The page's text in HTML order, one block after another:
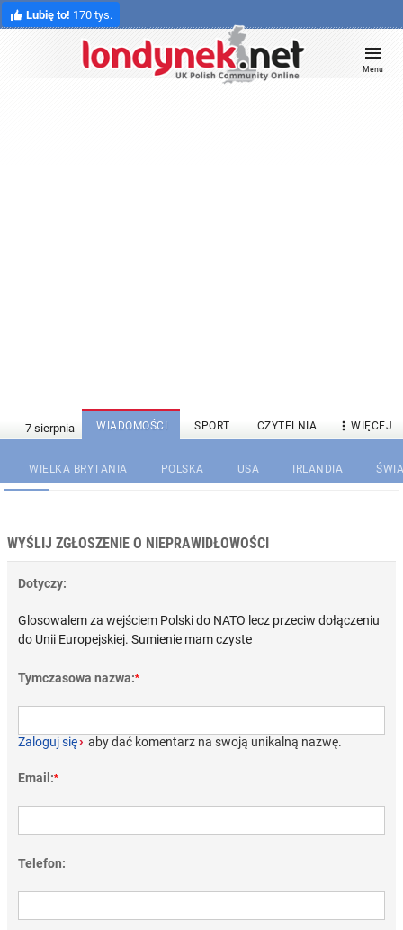
Lubię to! 170 tys.
Menu
WIADOMOŚCI SPORT CZYTELNIA  WIĘCEJ
WIELKA BRYTANIA POLSKA USA IRLANDIA
WYŚLIJ ZGŁOSZENIE O NIEPRAWIDŁOWOŚCI
Dotyczy:
Glosowalem za wejściem Polski do NATO lecz przeciw dołączeniu
do Unii Europejskiej. Sumienie mam czyste
Tymczasowa nazwa:*
Zaloguj się› aby dać komentarz na swoją unikalną nazwę.
Email:*
Telefon: